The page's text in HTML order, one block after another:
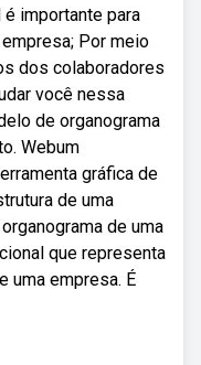
importante para
Por meio
dos colaboradores
você nessa
de organograma
Webum
gráfica de
de uma
de uma
que representa
uma empresa. É